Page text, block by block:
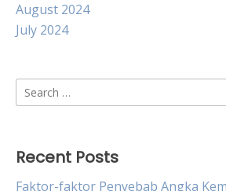
August 2024
July 2024
Search
for:
Recent Posts
Faktor-faktor Penyebab Angka